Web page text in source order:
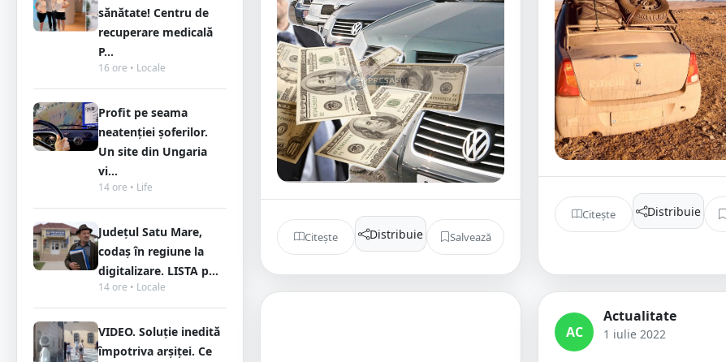
sănătate! Centru de
recuperare medicală
P...
16 ore • Locale
Profit pe seama
neatenției șoferilor.
Un site din Ungaria
vi...
14 ore • Life
Județul Satu Mare,
codaș în regiune la
digitalizare. LISTA p...
14 ore • Locale
VIDEO. Soluție inedită
împotriva arșiței. Ce
Citește Distribuie Salvează
Citește Distribuie
AC
Actualitate
1 iulie 2022